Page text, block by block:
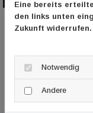
15. Juli 2026
Webinar zur Interreg-
Eine bereits
den links unten
Zukunft widerrufen.
Notwendig
Andere